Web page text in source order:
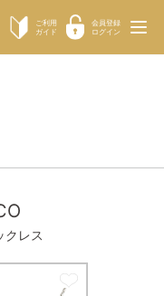
ご利用
ガイド
会員登録
ログイン
クレス